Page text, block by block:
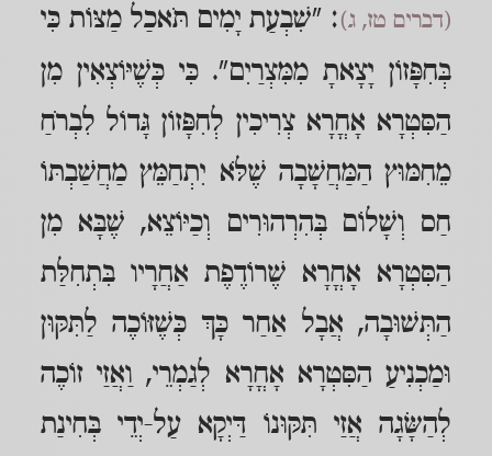
(דברים טז, ג): "שִׁבְעַת יָמִים תֹּאכַל מַצּוֹת כִּי
בְּחִפָּזוֹן יָצָאתָ מִמִּצְרַיִם". כִּי כְּשֶׁיּוֹצְאִין מִן
הַסִּטְרָא אָחֳרָא צְרִיכִין לְחִפָּזוֹן גָּדוֹל לִבְרֹחַ
מֵחִמּוּץ הַמַּחֲשָׁבָה שֶׁלֹּא יִתְחַמֵּץ מַחֲשַׁבְתּוֹ
חַס וְשָׁלוֹם בְּהִרְהוּרִים וְכַיּוֹצֵא, שֶׁבָּא מִן
הַסִּטְרָא אָחֳרָא שֶׁרוֹדֶפֶת אַחֲרָיו בִּתְחִלַּת
הַתְּשׁוּבָה, אֲבָל אַחַר כָּךְ כְּשֶׁזּוֹכֶה לַתִּקּוּן
וּמַכְנִיעַ הַסִּטְרָא אָחֳרָא לְגַמְרֵי, וַאֲזַי זוֹכֶה
לְהַשָּׂגָה אֲזַי תִּקּוּנוֹ דַּיְקָא עַל-יְדֵי בְּחִינַת